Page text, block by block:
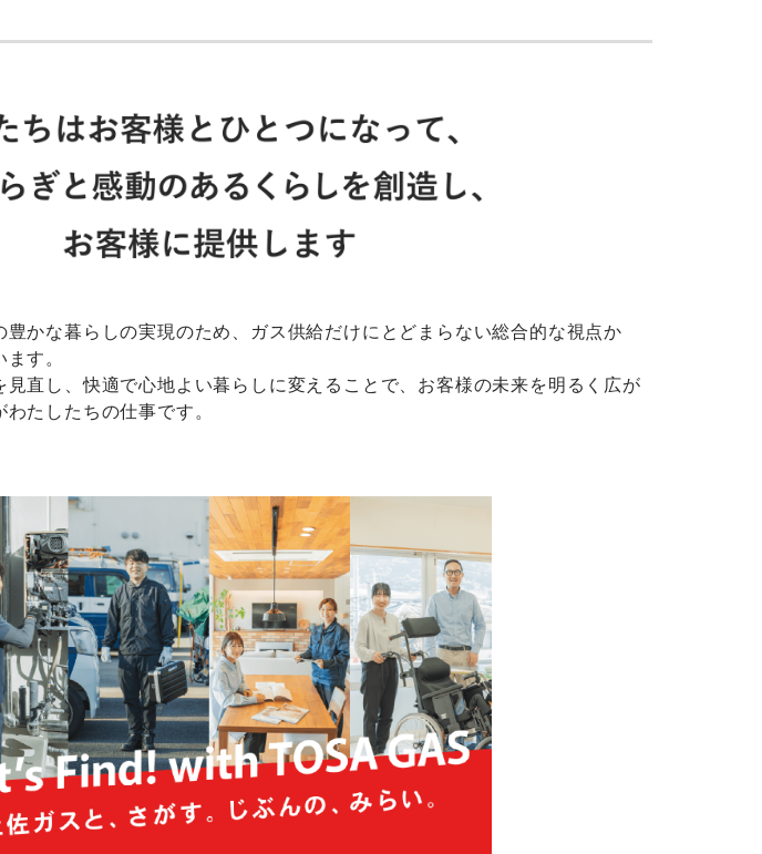
かな暮らしの実現のため、ガス供給だけにとどまらない総合的な視点か
す。
直し、快適で心地よい暮らしに変えることで、お客様の未来を明るく広が
たしたちの仕事です。